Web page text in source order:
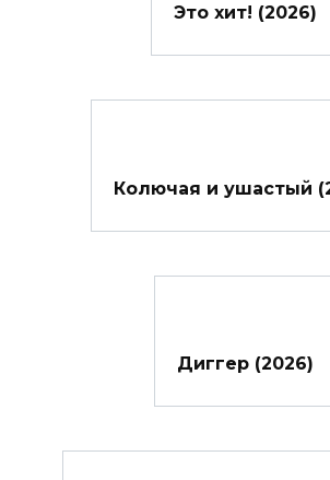
Это хит! (2026)
Колючая и ушастый
Диггер (2026)